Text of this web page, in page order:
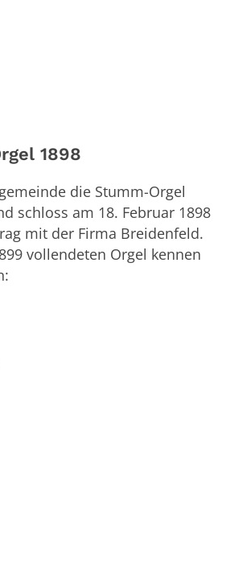
1898
die Stumm-Orgel
schloss am 18. Februar 1898
mit der Firma Breidenfeld.
vollendeten Orgel kennen